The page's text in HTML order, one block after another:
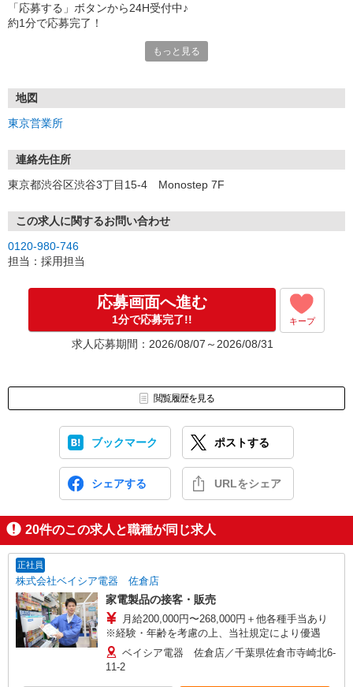
「応募する」ボタンから24H受付中♪
約1分で応募完了！
①応募から3営業日を目安に、メールorお電話でご連絡します。
★スマホでWEB面接（LINEなど）・出張面接・事務所面接と選べま
す
③面接実施（履歴書不要）
※ご希望があれば、職場見学の調整もOKです！
お気軽にご応募ください♪
もっと見る
地図
東京営業所
連絡先住所
東京都渋谷区渋谷3丁目15-4 Monostep 7F
この求人に関するお問い合わせ
0120-980-746
担当：採用担当
応募画面へ進む
1分で応募完了!! キープ
求人応募期間：2026/08/07～2026/08/31
閲覧履歴を見る
ブックマーク ポストする
シェアする URLをシェア
20件のこの求人と職種が同じ求人
正社員
株式会社ベイシア電器 佐倉店
家電製品の接客・販売
月給200,000円〜268,000円＋他各種手当あり
※経験・年齢を考慮の上、当社規定により優遇
ベイシア電器 佐倉店／千葉県佐倉市寺崎北6-
11-2